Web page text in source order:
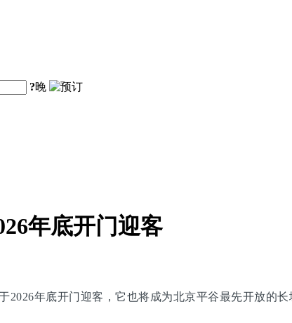
?晚
年底开门迎客
2026年底开门迎客，它也将成为北京平谷最先开放的长